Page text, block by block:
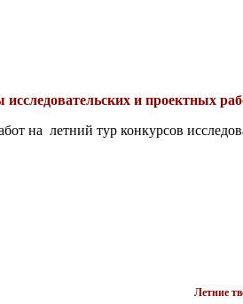
исследовательских и проектных
на летний тур конкурсов
Летние